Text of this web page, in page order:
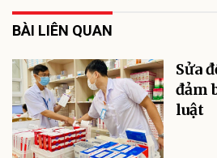
BÀI LIÊN QUAN
Sửa
đảm
luật